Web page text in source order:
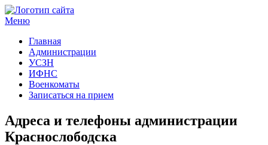
Меню
Главная
Администрации
УСЗН
ИФНС
Военкоматы
Записаться на прием
Адреса и телефоны администрации
Краснослободска